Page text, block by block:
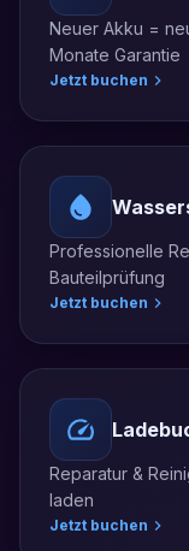
Neuer Akku =
Monate Garantie
Jetzt buchen
Professionelle
Bauteilprüfung
Jetzt buchen
Reparatur &
laden
Jetzt buchen